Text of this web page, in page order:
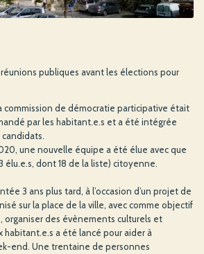
réunions publiques avant les élections pour
commission de démocratie participative était
par les habitant.e.s et a été intégrée
une nouvelle équipe a été élue avec que
élu.e.s, dont 18 de la liste) citoyenne.
3 ans plus tard, à l’occasion d’un projet de
sur la place de la ville, avec comme objectif
organiser des évènements culturels et
habitant.e.s a été lancé pour aider à
end. Une trentaine de personnes